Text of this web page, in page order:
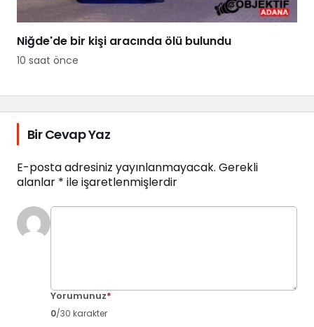
Niğde'de bir kişi aracında ölü bulundu
10 saat önce
Bir Cevap Yaz
E-posta adresiniz yayınlanmayacak. Gerekli
alanlar * ile işaretlenmişlerdir
Yorumunuz*
0/30 karakter